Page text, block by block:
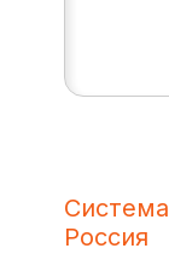
Россия